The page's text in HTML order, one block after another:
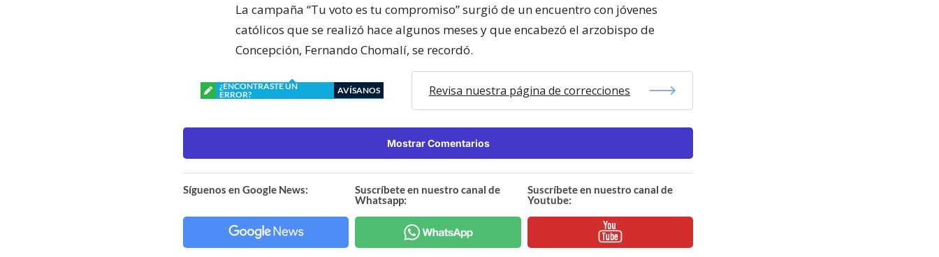
La campaña “Tu voto es tu compromiso” surgió de un encuentro con jóvenes
católicos que se realizó hace algunos meses y que encabezó el arzobispo de
Concepción, Fernando Chomalí, se recordó.
¿ENCONTRASTE UN
ERROR?
AVÍSANOS Revisa nuestra página de correcciones
Mostrar Comentarios
Síguenos en Google News:
Suscríbete en nuestro canal de
Whatsapp:
Suscríbete en nuestro canal de
Youtube: